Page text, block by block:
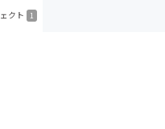
クト 1